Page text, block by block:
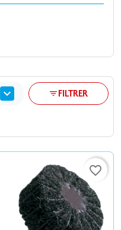
expand_more filter_listFILTRER
favorite_border